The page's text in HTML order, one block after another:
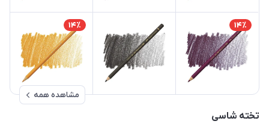
14٪ 14٪
مشاهده همه
تخته شاسی